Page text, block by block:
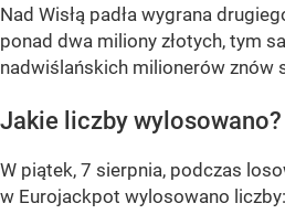
Nad Wisłą padła wygrana
ponad dwa miliony złotych, tym
nadwiślańskich milionerów znów
Jakie liczby wylosowano?
W piątek, 7 sierpnia, podczas
w Eurojackpot wylosowano liczby: